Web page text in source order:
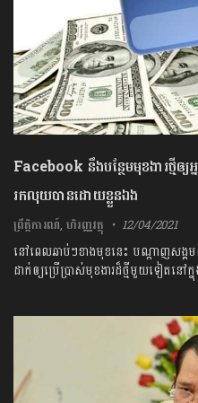
Facebook នឹងបន្ថែមមុខងារថ្មីឲ្
រកលុយបានដោយខ្លួនឯង
ព្រឹត្តិការណ៍,ហិរញ្ញវត្ថុ 12/04/2021
នៅពេលឆាប់ៗខាងមុខនេះ បណ្តាញសង្គ
ដាក់ឲ្យប្រើប្រាស់មុខងារដ៏ថ្មីមួយទៀតនៅក្